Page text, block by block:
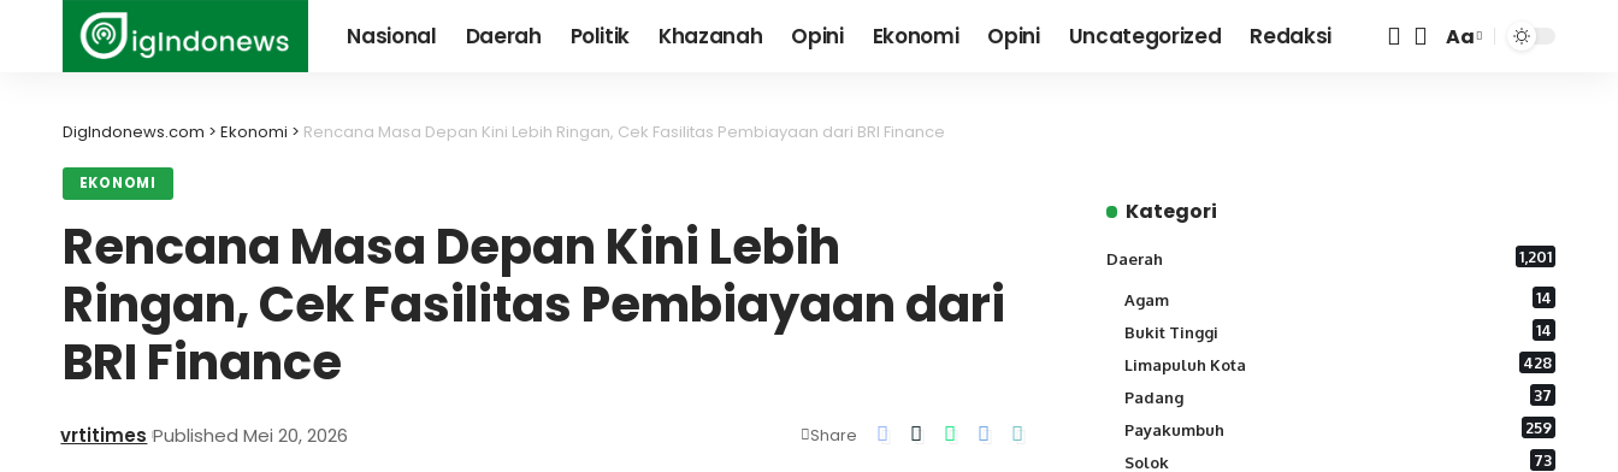
Nasional Daerah Politik Khazanah Opini Ekonomi Opini Uncategorized Redaksi
Font
Aa
DigIndonews.com > Ekonomi > Rencana Masa Depan Kini Lebih Ringan, Cek Fasilitas Pembiayaan dari BRI Finance
EKONOMI
Rencana Masa Depan Kini Lebih
Ringan, Cek Fasilitas Pembiayaan dari
BRI Finance
vrtitimes Published Mei 20, 2026 Share
Kategori
Daerah 1,201
Agam
14
Bukit Tinggi
14
Limapuluh Kota
428
Padang
37
Payakumbuh
259
Solok
73